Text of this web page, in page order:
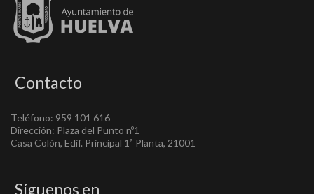
Contacto
Teléfono: 959 101 616
Dirección: Plaza del Punto nº1
Casa Colón, Edif. Principal 1ª Planta, 21001
Síguenos en